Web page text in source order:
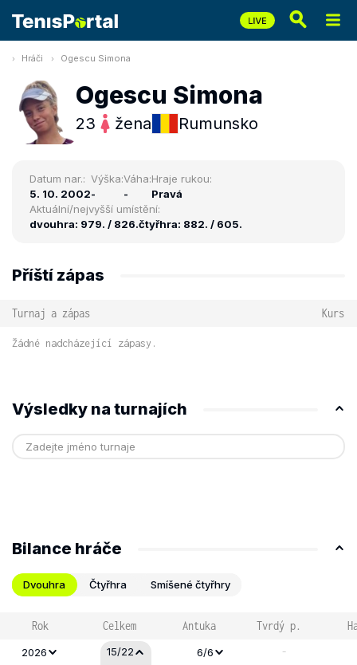
Hráči Ogescu Simona
Ogescu Simona
23 žena Rumunsko
Datum nar.:
5. 10. 2002
Výška:
-
Váha:
-
Hraje rukou:
Pravá
Aktuální/nejvyšší umístění:
dvouhra: 979. / 826.čtyřhra: 882. / 605.
Příští zápas
Turnaj a zápas Kurs
Žádné nadcházející zápasy.
Výsledky na turnajích
Bilance hráče
Dvouhra Čtyřhra Smíšené čtyřhry
Rok Celkem Antuka Tvrdý p.
2026 15/22 6/6 -